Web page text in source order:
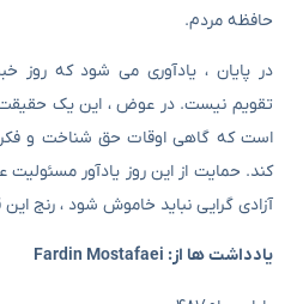
حافظه مردم.
در پایان ، یادآوری می شود که روز
تقویم نیست. در عوض ، این یک حقیقت
است که گاهی اوقات حق شناخت و فکر
کند. حمایت از این روز یادآور
آزادی گرایی نباید خاموش شود ، رنج این
یادداشت ها از: Fardin Mostafaei